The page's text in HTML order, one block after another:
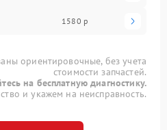
1580 р
ориентировочные, без учета
стоимости запчастей.
на бесплатную диагностику.
и укажем на неисправность.